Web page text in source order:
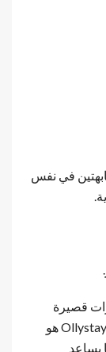
في نفس
قصيرة
الأجل موثوق بها في الجونة، فإن موقع Ollystays.com هو
يساعد